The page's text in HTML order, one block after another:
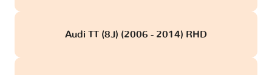
Audi TT (8J) (2006 - 2014) RHD